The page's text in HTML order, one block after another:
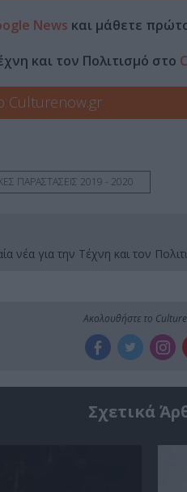
News και μάθετε
και τον Πολιτισμό στο
Culturenow.gr
ΠΑΡΑΣΤΑΣΕΙΣ 2019 - 2020
νέα για την Τέχνη και τον
Ακολουθήστε το
Σχετικά